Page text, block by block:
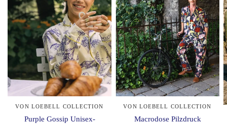
VON LOEBELL COLLECTION
Purple Gossip Unisex-
VON LOEBELL COLLECTION
Macrodose Pilzdruck